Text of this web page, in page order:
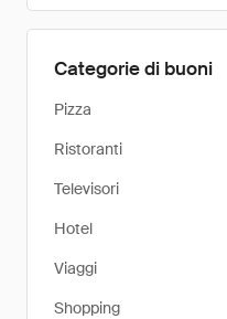
Categorie di buoni
Pizza
Ristoranti
Televisori
Hotel
Viaggi
Shopping